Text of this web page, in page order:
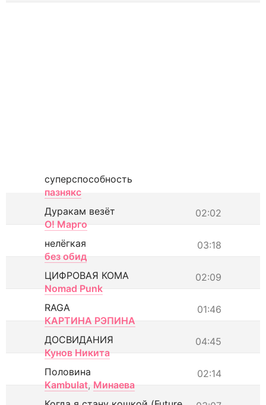
суперспособность
пазнякс
02:02
Дуракам везёт
О! Марго
03:18
нелёгкая
без обид
02:09
ЦИФРОВАЯ КОМА
Nomad Punk
01:46
RAGA
КАРТИНА РЭПИНА
04:45
ДОСВИДАНИЯ
Кунов Никита
02:14
Половина
Kambulat, Минаева